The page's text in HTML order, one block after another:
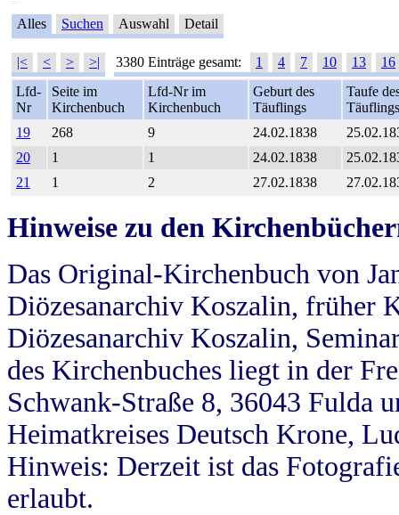
Alles Suchen Auswahl Detail
|< < > >| 3380 Einträge gesamt: 1 4 7 10 13
16
Lfd-
Nr
Seite im
Kirchenbuch
Lfd-Nr im
Kirchenbuch
Geburt des
Täuflings
Taufe
Täuflings
19
268 9 24.02.1838
20
1 1 24.02.1838
21
1 2 27.02.1838
Hinweise zu den
Das Original-Kirchenbuch von
Diözesanarchiv Koszalin, früher
Diözesanarchiv Koszalin,
des Kirchenbuches liegt in der
Schwank-Straße 8, 36043 Fulda
Heimatkreises Deutsch Krone,
Hinweis: Derzeit ist das
erlaubt.